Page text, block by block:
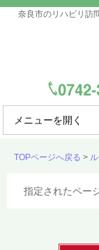
奈良市のリハビリ訪
メニューを開く
ルピナスの強み
TOPページへ戻る >
指定されたペー